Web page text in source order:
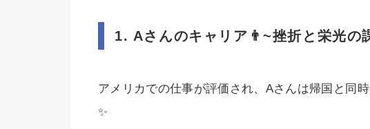
1. Aさんのキャリア 👨~挫折と栄光の
アメリカでの仕事が評価され、Aさんは帰国と同
✨